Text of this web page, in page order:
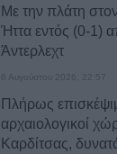
Με την πλάτη
Ήττα εντός (0-1)
Άντερλεχτ
6 Αυγούστου 2026, 22:57
Πλήρως
αρχαιολογικοί
Καρδίτσας,